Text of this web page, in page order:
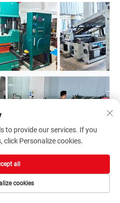
to provide our services. If you
click Personalize cookies.
cookies
all